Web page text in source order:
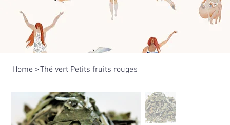
Home >Thé vert Petits fruits rouges